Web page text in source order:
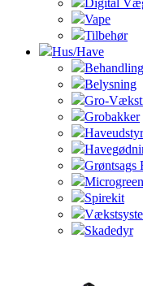
Digital
Vape
Tilbehør
Hus/Have
Behandling
Belysning
Gro-
Grobakker
Haveudstyr
Grøntsags
Spirekit
Skadedyr